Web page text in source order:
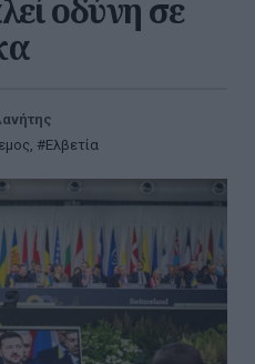
οδύνη σε
, Ελβετία